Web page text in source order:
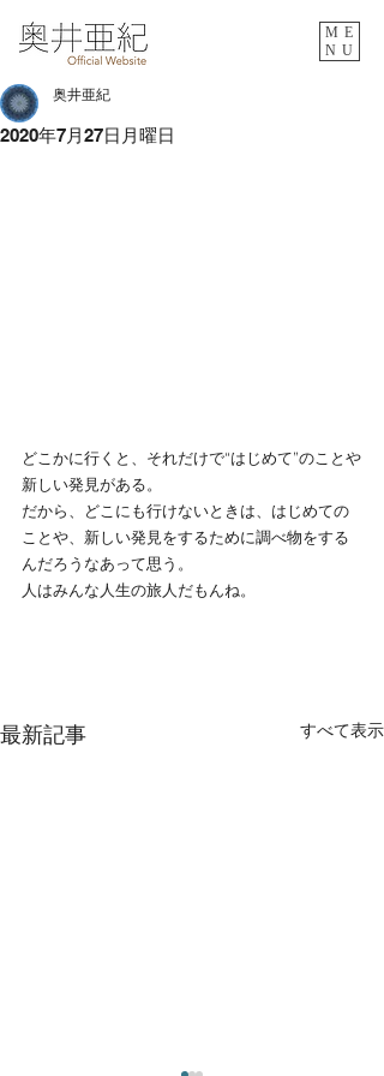
ME
NU
2020年7月27日月曜日
奥井亜紀
どこかに行くと、それだけで“はじめて”のことや
新しい発見がある。
だから、どこにも行けないときは、はじめての
ことや、新しい発見をするために調べ物をする
んだろうなあって思う。
人はみんな人生の旅人だもんね。
最新記事 すべて表示